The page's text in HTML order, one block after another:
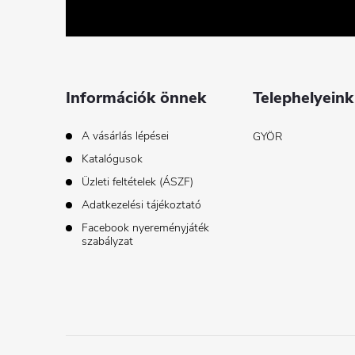
Információk önnek
A vásárlás lépései
Katalógusok
Üzleti feltételek (ÁSZF)
Adatkezelési tájékoztató
Facebook nyereményjáték
szabályzat
Telephelyeink
GYÖR